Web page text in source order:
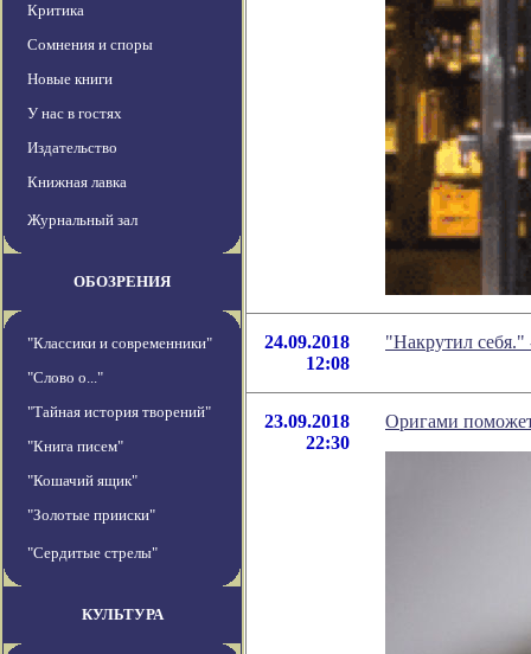
Критика
Сомнения и споры
Новые книги
У нас в гостях
Издательство
Книжная лавка
Журнальный зал
ОБОЗРЕНИЯ
"Классики и современники"
"Слово о..."
"Тайная история творений"
"Книга писем"
"Кошачий ящик"
"Золотые прииски"
"Сердитые стрелы"
КУЛЬТУРА
24.09.2018
12:08
"Накрутил
23.09.2018
22:30
Оригами